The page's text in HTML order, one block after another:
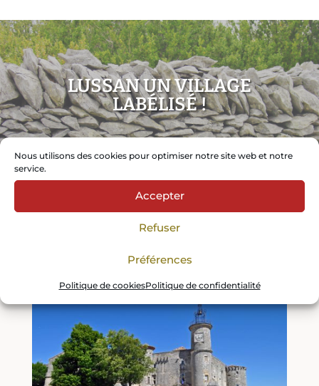
Nous utilisons des cookies pour optimiser notre site web et notre
service.
Accepter
Refuser
Préférences
Politique de cookiesPolitique de confidentialité
LUSSAN UN VILLAGE
LABÉLISÉ !